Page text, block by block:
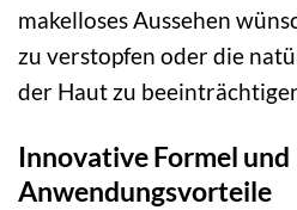
makelloses Aussehen
zu verstopfen oder die
der Haut zu
Innovative Formel und
Anwendungsvorteile